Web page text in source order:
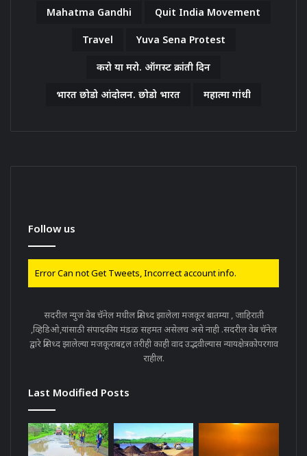
Mahatma Gandhi Quit India Movement
Travel Yuva Sena Protest
करो या मरो. ऑगस्ट क्रांती दिन
भारत छोडो आंदोलन. छोडो भारत महात्मा गांधी
Follow us
Error Can not Get Tweets, Incorrect account info.
सदरील न्युज वेब चॅनेल मधील प्रसिध्द झालेला मजकूर बातम्या , जाहिराती
,व्हिडिओ,यांसाठी संपादकीय मंडळ सहमत असेलच असे नाही .सदरील वेब चॅनेल
द्वारे प्रसिध्द झालेल्या मजकूराबद्दल तरीही काही वाद उद्भवील्यास न्यायक्षेत्रकोपरगाव
राहील.
Last Modified Posts